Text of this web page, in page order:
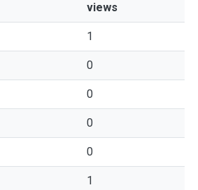
views
1
0
0
0
0
1